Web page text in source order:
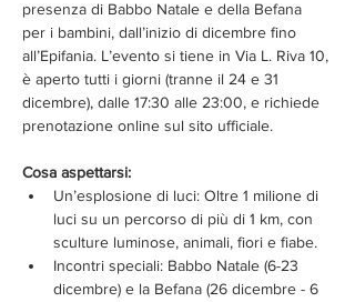
presenza di Babbo Natale e della Befana
per i bambini, dall’inizio di dicembre fino
all’Epifania. L’evento si tiene in Via L. Riva 10,
è aperto tutti i giorni (tranne il 24 e 31
dicembre), dalle 17:30 alle 23:00, e richiede
prenotazione online sul sito ufficiale.
Cosa aspettarsi:
Un’esplosione di luci: Oltre 1 milione di
luci su un percorso di più di 1 km, con
sculture luminose, animali, fiori e fiabe.
Incontri speciali: Babbo Natale (6-23
dicembre) e la Befana (26 dicembre - 6